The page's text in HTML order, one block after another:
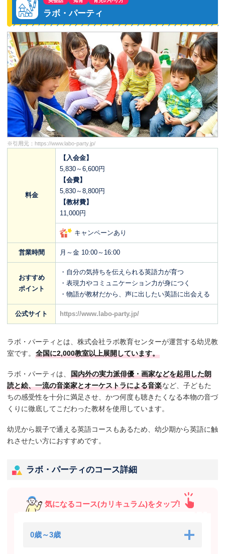
ラボ・パーティ
※引用元： https://www.labo-party.jp/
料金
【入会金】
5,830～6,600円
【会費】
5,830～8,800円
【教材費】
11,000円
キャンペーンあり
営業時間 月～金 10:00～16:00
おすすめ
ポイント
・自分の気持ちを伝えられる英語力が育つ
・表現力やコミュニケーション力が身につく
・物語が教材だから、声に出したい英語に出会える
公式サイト https://www.labo-party.jp/
ラボ・パーティとは、株式会社ラボ教育センターが運営する幼児教
室です。 全国に2,000教室以上展開しています。
ラボ・パーティは、 国内外の実力派俳優・画家などを起用した朗
読と絵、一流の音楽家とオーケストラによる音楽など、子どもた
ちの感受性を十分に満足させ、かつ何度も聴きたくなる本物の音づ
くりに徹底してこだわった教材を使用しています。
幼児から親子で通える英語コースもあるため、幼少期から英語に触
れさせたい方におすすめです。
ラボ・パーティのコース詳細
気になるコース(カリキュラム)をタップ!
0歳～3歳